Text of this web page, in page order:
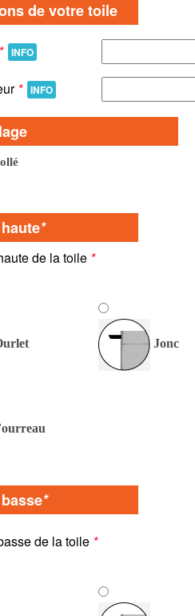
de votre toile
* INFO
* INFO
*
de la toile *
Jonc
*
de la toile *